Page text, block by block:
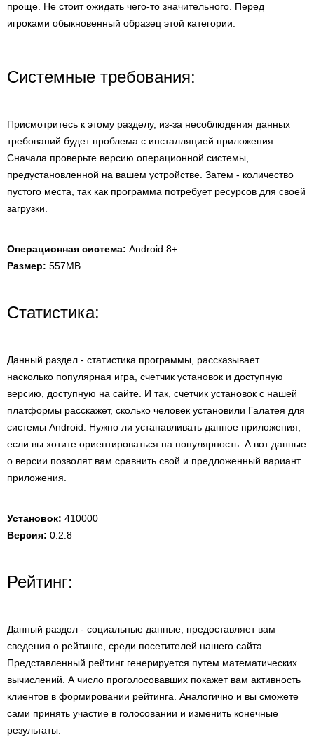
проще. Не стоит ожидать чего-то значительного. Перед
игроками обыкновенный образец этой категории.
Системные требования:
Присмотритесь к этому разделу, из-за несоблюдения данных
требований будет проблема с инсталляцией приложения.
Сначала проверьте версию операционной системы,
предустановленной на вашем устройстве. Затем - количество
пустого места, так как программа потребует ресурсов для своей
загрузки.
Операционная система: Android 8+
Размер: 557MB
Статистика:
Данный раздел - статистика программы, рассказывает
насколько популярная игра, счетчик установок и доступную
версию, доступную на сайте. И так, счетчик установок с нашей
платформы расскажет, сколько человек установили Галатея для
системы Android. Нужно ли устанавливать данное приложения,
если вы хотите ориентироваться на популярность. А вот данные
о версии позволят вам сравнить свой и предложенный вариант
приложения.
Установок: 410000
Версия: 0.2.8
Рейтинг:
Данный раздел - социальные данные, предоставляет вам
сведения о рейтинге, среди посетителей нашего сайта.
Представленный рейтинг генерируется путем математических
вычислений. А число проголосовавших покажет вам активность
клиентов в формировании рейтинга. Аналогично и вы сможете
сами принять участие в голосовании и изменить конечные
результаты.